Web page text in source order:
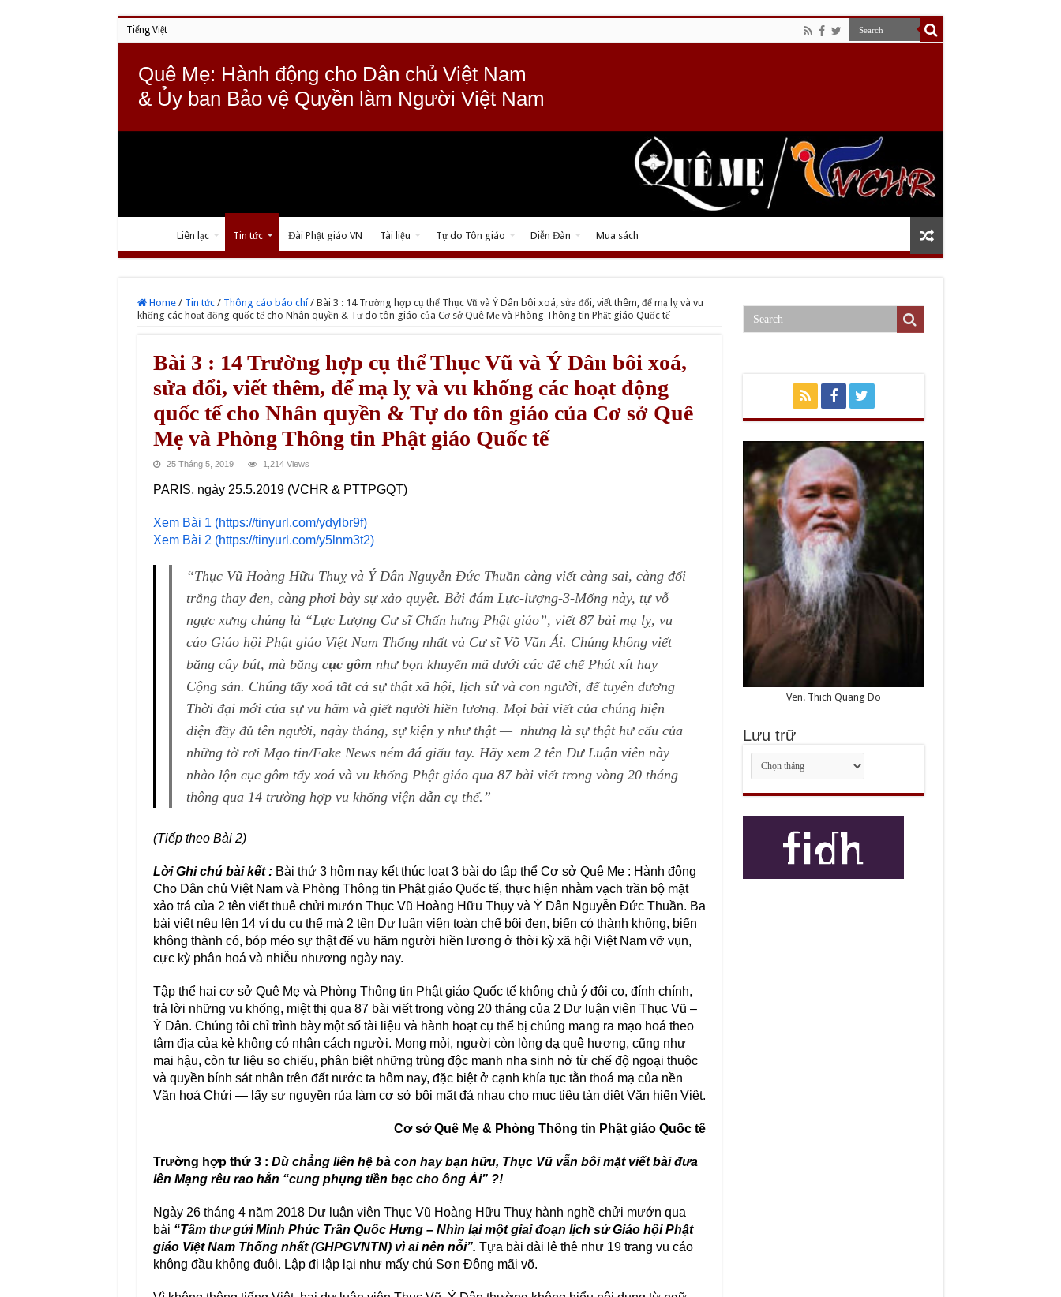
Tiếng Việt
Quê Mẹ: Hành động cho Dân chủ Việt Nam
& Ủy ban Bảo vệ Quyền làm Người Việt Nam
Liên lạc Tin tức Đài Phật giáo VN Tài liệu Tự do Tôn giáo Diễn Đàn Mua sách
Home / Tin tức / Thông cáo báo chí / Bài 3 : 14 Trường hợp cụ thể Thục Vũ và Ý Dân bôi xoá, sửa đổi, viết thêm, để mạ lỵ và vu
khống các hoạt động quốc tế cho Nhân quyền & Tự do tôn giáo của Cơ sở Quê Mẹ và Phòng Thông tin Phật giáo Quốc tế
Bài 3 : 14 Trường hợp cụ thể Thục Vũ và Ý Dân bôi xoá,
sửa đổi, viết thêm, để mạ lỵ và vu khống các hoạt động
quốc tế cho Nhân quyền & Tự do tôn giáo của Cơ sở Quê
Mẹ và Phòng Thông tin Phật giáo Quốc tế
25 Tháng 5, 2019 1,214 Views
PARIS, ngày 25.5.2019 (VCHR & PTTPGQT)
Xem Bài 1 (https://tinyurl.com/ydylbr9f)
Xem Bài 2 (https://tinyurl.com/y5lnm3t2)
“Thục Vũ Hoàng Hữu Thuỵ và Ý Dân Nguyễn Đức Thuần càng viết càng sai, càng đổi
trắng thay đen, càng phơi bày sự xảo quyệt. Bởi đám Lực-lượng-3-Mống này, tự vỗ
ngực xưng chúng là “Lực Lượng Cư sĩ Chấn hưng Phật giáo”, viết 87 bài mạ lỵ, vu
cáoGiáo hội Phật giáo Việt Nam Thốngnhất và Cư sĩ Võ Văn Ái. Chúng không viết
bằng cây bút, mà bằng cục gôm như bọn khuyển mã dưới các đế chế Phát xít hay
Cộng sản. Chúng tẩy xoá tất cả sự thật xã hội, lịch sử và con người, để tuyên dương
Thời đại mớicủa sự vu hãm và giết người hiền lương. Mọi bài viết của chúng hiện
diện đầy đủ tên người, ngày tháng, sự kiện y như thật — nhưng là sự thật hư cấu của
những tờ rơi Mạo tin/Fake News ném đá giấu tay. Hãy xem 2 tên Dư Luận viên này
nhào lộn cục gôm tẩy xoá và vu khống Phật giáo qua 87 bài viết trong vòng 20 tháng
thông qua 14 trường hợp vu khống viện dẫn cụ thể.”
(Tiếp theo Bài 2)
Lời Ghi chú bài kết : Bài thứ 3 hôm nay kết thúc loạt 3 bài do tập thể Cơ sở Quê Mẹ : Hành động
Cho Dân chủ Việt Nam và Phòng Thông tin Phật giáo Quốc tế, thực hiện nhằm vạch trần bộ mặt
xảo trá của 2 tên viết thuê chửi mướn Thục Vũ Hoàng Hữu Thụy và Ý Dân Nguyễn Đức Thuần. Ba
bài viết nêu lên 14 ví dụ cụ thể mà 2 tên Dư luận viên toàn chế bôi đen, biến có thành không, biến
không thành có, bóp méo sự thật để vu hãm người hiền lương ở thời kỳ xã hội Việt Nam vỡ vụn,
cực kỳ phân hoá và nhiễu nhương ngày nay.
Tập thể hai cơ sở Quê Mẹ và Phòng Thông tin Phật giáo Quốc tế không chủ ý đôi co, đính chính,
trả lời những vu khống, miệt thị qua 87 bài viết trong vòng 20 tháng của 2 Dư luận viên Thục Vũ –
Ý Dân. Chúng tôi chỉ trình bày một số tài liệu và hành hoạt cụ thể bị chúng mang ra mạo hoá theo
tâm địa của kẻ không có nhân cách người. Mong mỏi, người còn lòng dạ quê hương, cũng như
mai hậu, còn tư liệu so chiếu, phân biệt những trùng độc manh nha sinh nở từ chế độ ngoại thuộc
và quyền bính sát nhân trên đất nước ta hôm nay, đặc biệt ở cạnh khía tục tằn thoá mạ của nền
Văn hoá Chửi — lấy sự nguyền rủa làm cơ sở bôi mặt đá nhau cho mục tiêu tàn diệt Văn hiến Việt.
Cơ sở Quê Mẹ & Phòng Thông tin Phật giáo Quốc tế
Trường hợp thứ 3 : Dù chẳng liên hệ bà con hay bạn hữu, Thục Vũ vẫn bôi mặt viết bài đưa
lên Mạng rêu rao hắn “cung phụng tiền bạc cho ông Ái” ?!
Ngày 26 tháng 4 năm 2018 Dư luận viên Thục Vũ Hoàng Hữu Thuỵ hành nghề chửi mướn qua
bài “Tâm thư gửi Minh Phúc Trần Quốc Hưng – Nhìn lại một giai đoạn lịch sử Giáo hội Phật
giáo Việt Nam Thống nhất (GHPGVNTN)vì ai nên nỗi”. Tựa bài dài lê thê như 19 trang vu cáo
không đầu không đuôi. Lập đi lập lại như mấy chú Sơn Đông mãi võ.
Ven. Thich Quang Do
Lưu trữ
Lưu
trữ